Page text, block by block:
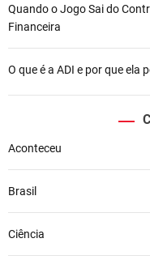
Quando o Jogo Sai do
Financeira
O que é a ADI e por que ela
Aconteceu
Brasil
Ciência